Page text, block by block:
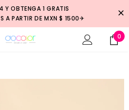
Y OBTENGA 1 GRATIS
A PARTIR DE MXN $ 1500✈
0